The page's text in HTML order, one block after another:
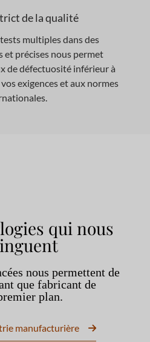
de la qualité
multiples dans des
précises nous permet
de défectuosité inférieur à
exigences et aux normes
qui nous
nous permettent de
que fabricant de
plan.
manufacturière